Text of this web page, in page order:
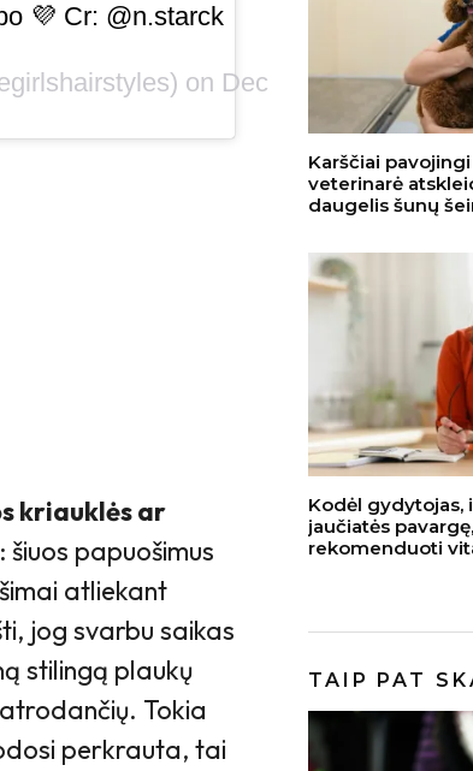
💜 Cr: @n.starck
on Dec 29, 2017 at
kriauklės ar
papuošimus
atliekant
jog svarbu saikas
stilingą plaukų
Tokia
perkrauta, tai
Karščiai
veterinarė
daugelis šunų
Kodėl gydytojas,
jaučiatės
rekomenduoti
TAIP PAT